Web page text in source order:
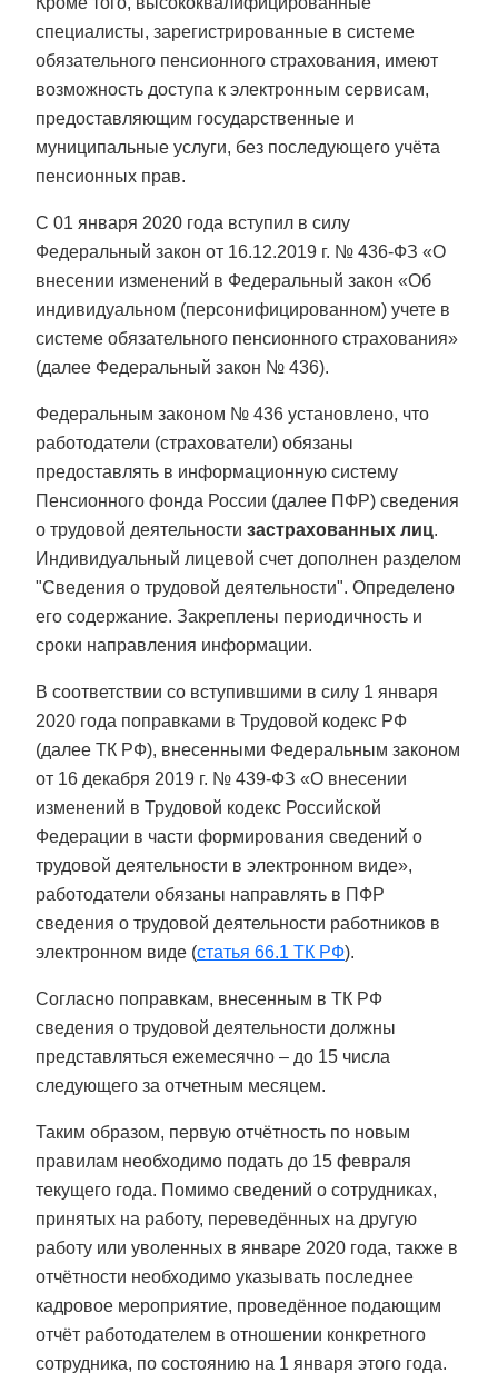
специалисты, зарегистрированные в системе
обязательного пенсионного страхования, имеют
возможность доступа к электронным сервисам,
предоставляющим государственные и
муниципальные услуги, без последующего учёта
пенсионных прав.
С 01 января 2020 года вступил в силу
Федеральный закон от 16.12.2019 г. № 436-ФЗ «О
внесении изменений в Федеральный закон «Об
индивидуальном (персонифицированном) учете в
системе обязательного пенсионного страхования»
(далее Федеральный закон № 436).
Федеральным законом № 436 установлено, что
работодатели (страхователи) обязаны
предоставлять в информационную систему
Пенсионного фонда России (далее ПФР) сведения
о трудовой деятельности застрахованных лиц.
Индивидуальный лицевой счет дополнен разделом
"Сведения о трудовой деятельности". Определено
его содержание. Закреплены периодичность и
сроки направления информации.
В соответствии со вступившими в силу 1 января
2020 года поправками в Трудовой кодекс РФ
(далее ТК РФ), внесенными Федеральным законом
от 16 декабря 2019 г. № 439-ФЗ «О внесении
изменений в Трудовой кодекс Российской
Федерации в части формирования сведений о
трудовой деятельности в электронном виде»,
работодатели обязаны направлять в ПФР
сведения о трудовой деятельности работников в
электронном виде (статья 66.1 ТК РФ).
Согласно поправкам, внесенным в ТК РФ
сведения о трудовой деятельности должны
представляться ежемесячно – до 15 числа
следующего за отчетным месяцем.
Таким образом, первую отчётность по новым
правилам необходимо подать до 15 февраля
текущего года. Помимо сведений о сотрудниках,
принятых на работу, переведённых на другую
работу или уволенных в январе 2020 года, также в
отчётности необходимо указывать последнее
кадровое мероприятие, проведённое подающим
отчёт работодателем в отношении конкретного
сотрудника, по состоянию на 1 января этого года.